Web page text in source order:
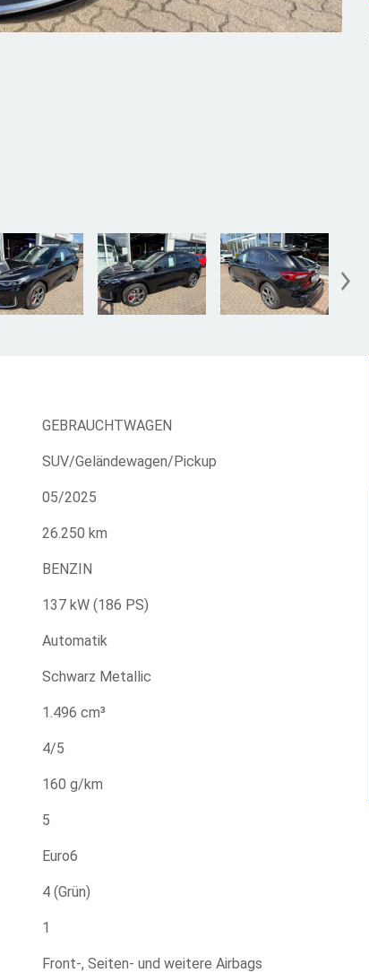
GEBRAUCHTWAGEN
SUV/Geländewagen/Pickup
05/2025
26.250 km
BENZIN
137 kW (186 PS)
Automatik
Schwarz Metallic
1.496 cm³
4/5
160 g/km
5
Euro6
4 (Grün)
1
Front-, Seiten- und weitere Airbags